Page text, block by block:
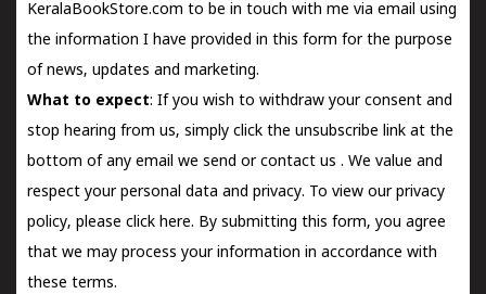
KeralaBookStore.com to be in touch with me via email using
the information I have provided in this form for the purpose
of news, updates and marketing.
What to expect: If you wish to withdraw your consent and
stop hearing from us, simply click the unsubscribe link at the
bottom of any email we send orcontact us . We value and
respect your personal data and privacy. To view our privacy
policy, please click here. By submitting this form, you agree
that we may process your information in accordance with
these terms.